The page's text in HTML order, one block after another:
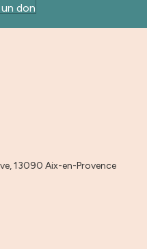
un don
13090 Aix-en-Provence